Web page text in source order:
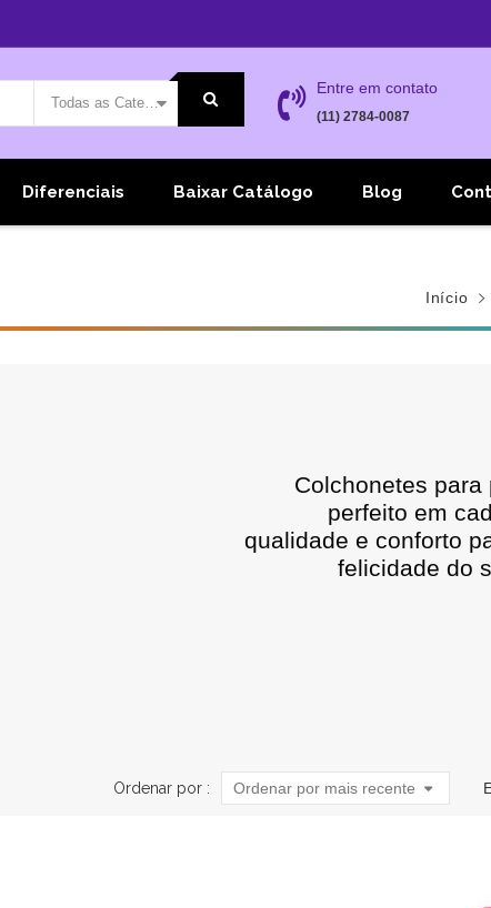
Todas as Categorias
Entre em contato
(11) 2784-0087
Diferenciais Baixar Catálogo Blog
Início
Colchonetes
perfeito em
qualidade e conforto
felicidade do
Ordenar por : Ordenar por mais recente